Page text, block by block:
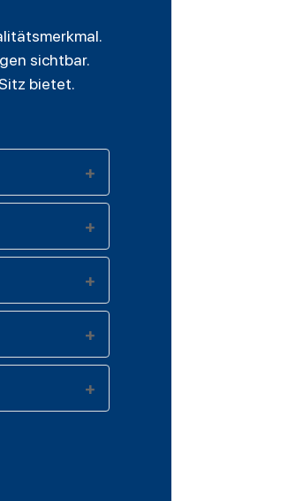
sichtbar.
bietet.